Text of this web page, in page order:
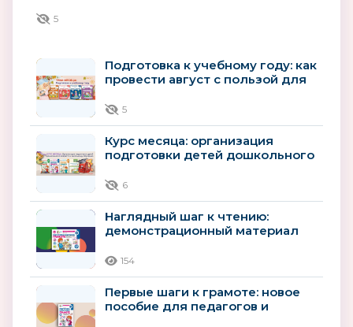
5
Подготовка к учебному году: как
провести август с пользой для
5
Курс месяца: организация
подготовки детей дошкольного
обучению
6
Наглядный шаг к чтению:
демонстрационный материал
154
Первые шаги к грамоте: новое
пособие для педагогов и